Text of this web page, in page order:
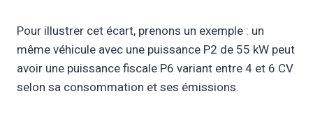
Pour illustrer cet écart, prenons un exemple : un
même véhicule avec une puissance P2 de 55 kW peut
avoir une puissance fiscale P6 variant entre 4 et 6 CV
selon sa consommation et ses émissions.